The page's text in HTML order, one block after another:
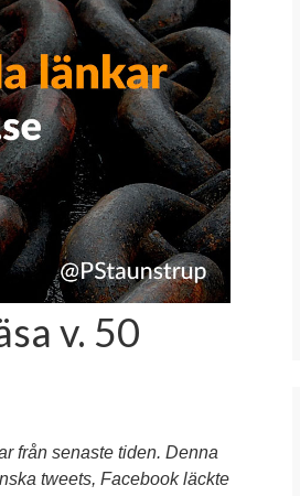
v. 50
från senaste tiden. Denna
tweets, Facebook läckte